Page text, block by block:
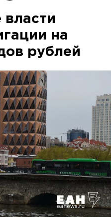
власти
на
рублей